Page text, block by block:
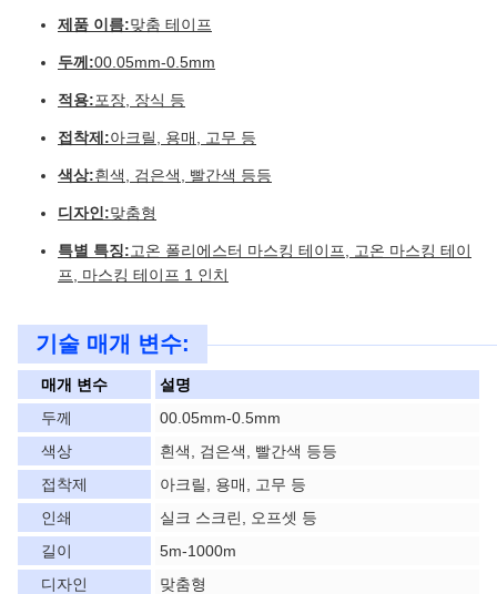
제품 이름:맞춤 테이프
두께:00.05mm-0.5mm
적용:포장, 장식 등
접착제:아크릴, 용매, 고무 등
색상:흰색, 검은색, 빨간색 등등
디자인:맞춤형
특별 특징:고온 폴리에스터 마스킹 테이프, 고온 마스킹 테이
프, 마스킹 테이프 1 인치
기술 매개 변수:
매개 변수
설명
두께
00.05mm-0.5mm
색상
흰색, 검은색, 빨간색 등등
접착제
아크릴, 용매, 고무 등
인쇄
실크 스크린, 오프셋 등
길이
5m-1000m
디자인
맞춤형